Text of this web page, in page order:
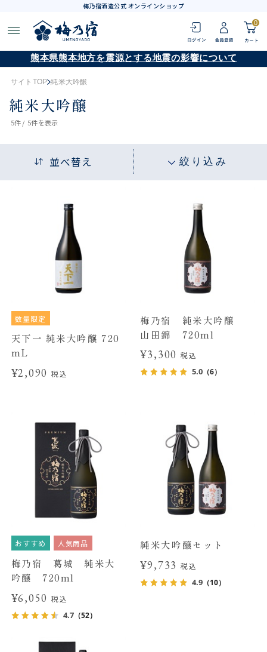
梅乃宿酒造公式 オンラインショップ
0
熊本県熊本地方を震源とする地震の影響について
サイトTOP 純米大吟醸
純米大吟醸
5件 / 5件を表示
並べ替え 絞り込み
数量限定
天下一 純米大吟醸 720
mL
¥2,090税込
梅乃宿 純米大吟醸
山田錦 720ml
¥3,300 税込
5.0 （6）
おすすめ 人気商品
梅乃宿 葛城 純米大
吟醸 720ml
¥6,050税込
4.7（52）
純米大吟醸セット
¥9,733 税込
4.9 （10）